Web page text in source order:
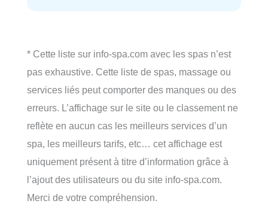
* Cette liste sur info-spa.com avec les spas n’est
pas exhaustive. Cette liste de spas, massage ou
services liés peut comporter des manques ou des
erreurs. L’affichage sur le site ou le classement ne
reflète en aucun cas les meilleurs services d’un
spa, les meilleurs tarifs, etc… cet affichage est
uniquement présent à titre d’information grâce à
l’ajout des utilisateurs ou du site info-spa.com.
Merci de votre compréhension.